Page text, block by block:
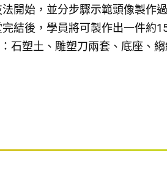
開始，並分步驟示範頭像製作
結後，學員將可製作出一件約
石塑土、雕塑刀兩套、底座、